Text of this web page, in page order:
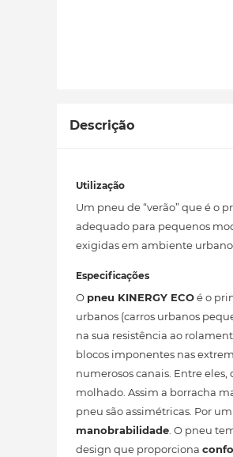
Descrição
Utilização
Um pneu de “verão” que é o
adequado para pequenos
exigidas em ambiente urbano.
Especificações
O pneu KINERGY ECOé o
urbanos (carros urbanos
na sua resistência ao
blocos imponentes nas
numerosos canais. Entre
molhado. Assim a borracha
pneu são assimétricas. Por
manobrabilidade . O pneu
design que proporciona